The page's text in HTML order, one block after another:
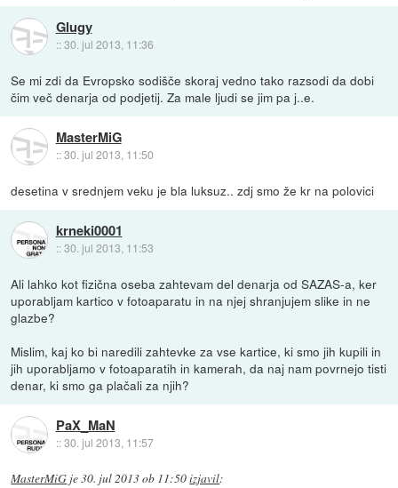
Glugy
::30. jul 2013, 11:36
Se mi zdi da Evropsko sodišče skoraj vedno tako razsodi da dobi
čim več denarja od podjetij. Za male ljudi se jim pa j..e.
MasterMiG
::30. jul 2013, 11:50
desetina v srednjem veku je bla luksuz.. zdj smo že kr na polovici
krneki0001
::30. jul 2013, 11:53
Ali lahko kot fizična oseba zahtevam del denarja od SAZAS-a, ker
uporabljam kartico v fotoaparatu in na njej shranjujem slike in ne
glazbe?
Mislim, kaj ko bi naredili zahtevke za vse kartice, ki smo jih kupili in
jih uporabljamo v fotoaparatih in kamerah, da naj nam povrnejo tisti
denar, ki smo ga plačali za njih?
PaX_MaN
::30. jul 2013, 11:57
MasterMiG je30. jul 2013 ob 11:50izjavil: